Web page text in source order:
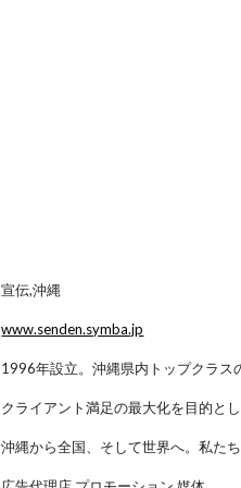
宣伝,沖縄
www.senden.symba.jp
1996年設立。沖縄県内トップクラス
クライアント満足の最大化を目的と
沖縄から全国、そして世界へ。私た